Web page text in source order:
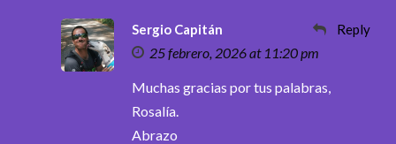
Sergio Capitán
25 febrero, 2026 at 11:20 pm
Reply
Muchas gracias por tus palabras,
Rosalía.
Abrazo